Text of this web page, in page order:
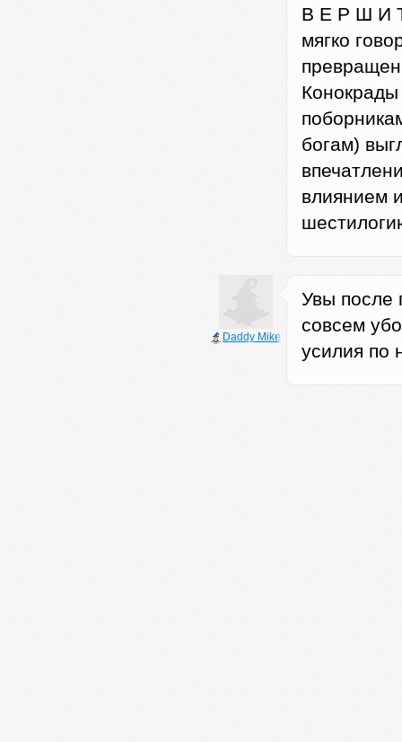
В Е Р Ш И
мягко
богам)
влиянием
Daddy Mike
Увы после
совсем
усилия по